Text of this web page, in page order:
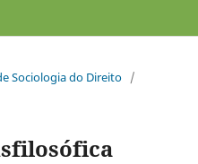
Sociologia do Direito /